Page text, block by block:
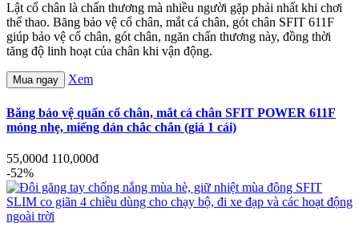
Lật cổ chân là chấn thương mà nhiều người gặp phải nhất khi chơi
thể thao. Băng bảo vệ cổ chân, mắt cá chân, gót chân SFIT 611F
giúp bảo vệ cổ chân, gót chân, ngăn chấn thương này, đồng thời
tăng độ linh hoạt của chân khi vận động.
Mua ngay Xem
Băng bảo vệ quấn cổ chân, mắt cá chân SFIT POWER 611F
mỏng nhẹ, miếng dán chắc chắn (giá 1 cái)
55,000đ 110,000đ
-52%